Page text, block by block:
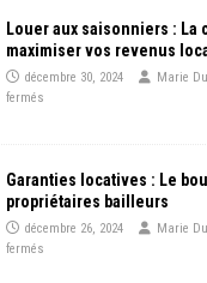
Louer aux saisonniers : La
maximiser vos revenus
décembre 30, 2024 Marie
fermés
Garanties locatives : Le
propriétaires bailleurs
décembre 26, 2024 Marie
fermés